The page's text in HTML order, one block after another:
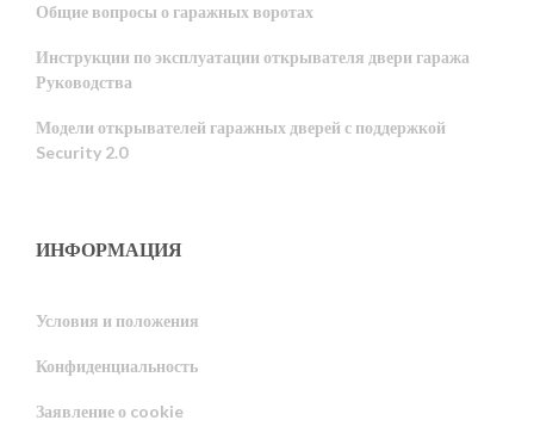
Общие вопросы о гаражных воротах
Инструкции по эксплуатации открывателя двери гаража
Руководства
Модели открывателей гаражных дверей с поддержкой
Security 2.0
ИНФОРМАЦИЯ
Условия и положения
Конфиденциальность
Заявление о cookie